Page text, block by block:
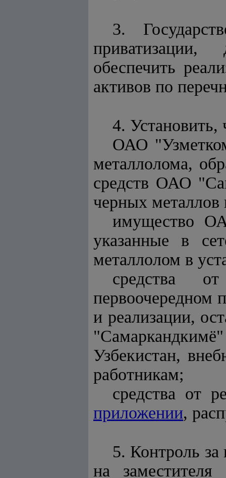
3.
обеспечить
активов по
4. Установить,
ОАО
металлолома,
средств ОАО
черных
имущество
указанные в
металлолом в
средства
первоочередном
и реализации,
Узбекистан,
работникам;
средства от
приложении,
5. Контроль за
на